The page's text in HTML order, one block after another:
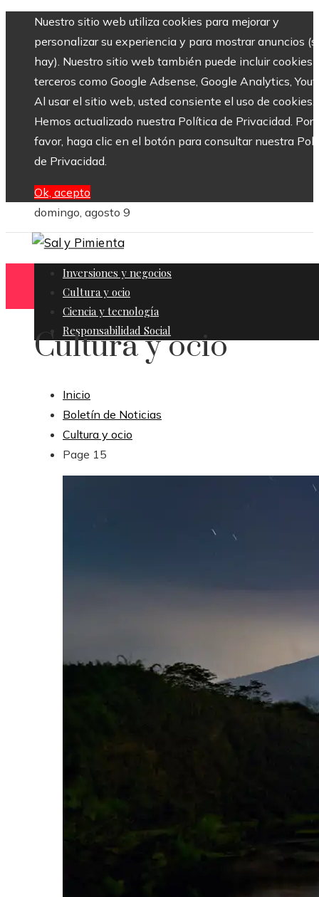
Nuestro sitio web utiliza cookies para mejorar y
personalizar su experiencia y para mostrar anuncios
hay). Nuestro sitio web también puede incluir cookies
terceros como Google Adsense, Google Analytics,
Al usar el sitio web, usted consiente el uso de cookies.
Hemos actualizado nuestra Política de Privacidad. Por
favor, haga clic en el botón para consultar nuestra
de Privacidad.
Ok, acepto
domingo, agosto 9
Inversiones y negocios
Cultura y ocio
Ciencia y tecnología
Responsabilidad Social
Cultura y ocio
Inicio
Boletín de Noticias
Cultura y ocio
Page 15